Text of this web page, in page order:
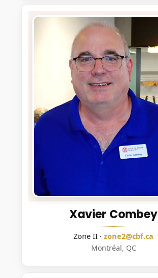
Xavier Combey
Zone II · zone2@cbf.ca
Montréal, QC